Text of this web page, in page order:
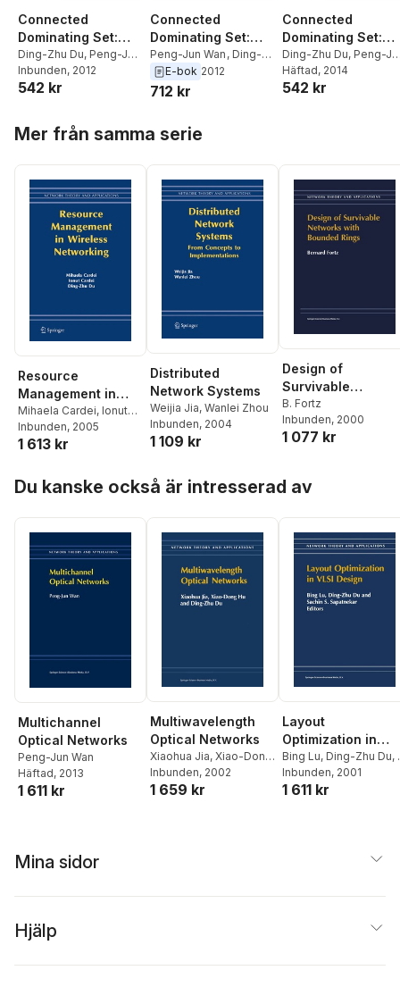
Connected
Dominating Set:
Theory and
Applications
Ding-Zhu Du, Peng-Jun
Wan
Inbunden, 2012
542 kr
Connected
Dominating Set:
Theory and
Applications
Peng-Jun Wan , Ding-
Zhu Du
E-bok 2012
712 kr
Connected
Dominating Set:
Theory and
Applications
Ding-Zhu Du, Peng-
Wan
Häftad, 2014
542 kr
Mer från samma serie
Resource
Management in
Wireless
Networking
Mihaela Cardei, Ionut
Cardei,Ding-Zhu Du
Inbunden, 2005
1 613 kr
Distributed
Network Systems
Weijia Jia, Wanlei Zhou
Inbunden, 2004
1 109 kr
Design of
Survivable
Networks with
Bounded Rings
B. Fortz
Inbunden, 2000
1 077 kr
Du kanske också är intresserad av
Multichannel
Optical Networks
Peng-Jun Wan
Häftad, 2013
1 611 kr
Multiwavelength
Optical Networks
Xiaohua Jia, Xiao-Dong
Hu,Ding-Zhu Du
Inbunden, 2002
1 659 kr
Layout
Optimization in
VLSI Design
Bing Lu, Ding-Zhu Du,
Sapatnekar
Inbunden, 2001
1 611 kr
Mina sidor
Hjälp